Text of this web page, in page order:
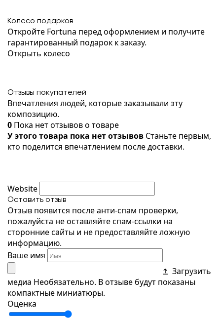
Колесо подарков
Откройте Fortuna перед оформлением и получите
гарантированный подарок к заказу.
Открыть колесо
Отзывы покупателей
Впечатления людей, которые заказывали эту
композицию.
0 Пока нет отзывов о товаре
У этого товара пока нет отзывов Станьте первым,
кто поделится впечатлением после доставки.
Website
Оставить отзыв
Отзыв появится после анти-спам проверки,
пожалуйста не оставляйте спам-ссылки на
сторонние сайты и не предоставляйте ложную
информацию.
Ваше имя
Загрузить
медиа Необязательно. В отзыве будут показаны
компактные миниатюры.
Оценка